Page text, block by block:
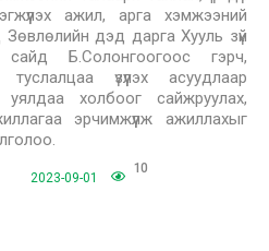
ажил, арга хэмжээний
дэд дарга Хууль зүй
Б.Солонгоогоос гэрч,
үзүүлэх асуудлаар
холбоог сайжруулах,
эрчимжүүлж ажиллахыг
2023-09-01
10